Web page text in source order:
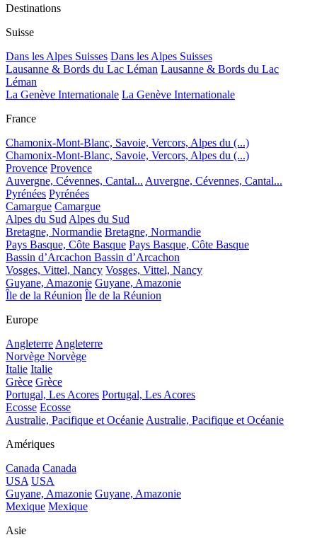
Destinations
Suisse
Dans les Alpes Suisses Dans les Alpes Suisses
Lausanne & Bords du Lac Léman Lausanne & Bords du Lac
Léman
La Genève Internationale La Genève Internationale
France
Chamonix-Mont-Blanc, Savoie, Vercors, Alpes du (...)
Chamonix-Mont-Blanc, Savoie, Vercors, Alpes du (...)
Provence Provence
Auvergne, Cévennes, Cantal... Auvergne, Cévennes, Cantal...
Pyrénées Pyrénées
Camargue Camargue
Alpes du Sud Alpes du Sud
Bretagne, Normandie Bretagne, Normandie
Pays Basque, Côte Basque Pays Basque, Côte Basque
Bassin d’Arcachon Bassin d’Arcachon
Vosges, Vittel, Nancy Vosges, Vittel, Nancy
Guyane, Amazonie Guyane, Amazonie
Île de la Réunion Île de la Réunion
Europe
Angleterre Angleterre
Norvège Norvège
Italie Italie
Grèce Grèce
Portugal, Les Acores Portugal, Les Acores
Ecosse Ecosse
Australie, Pacifique et Océanie Australie, Pacifique et Océanie
Amériques
Canada Canada
USA USA
Guyane, Amazonie Guyane, Amazonie
Mexique Mexique
Asie